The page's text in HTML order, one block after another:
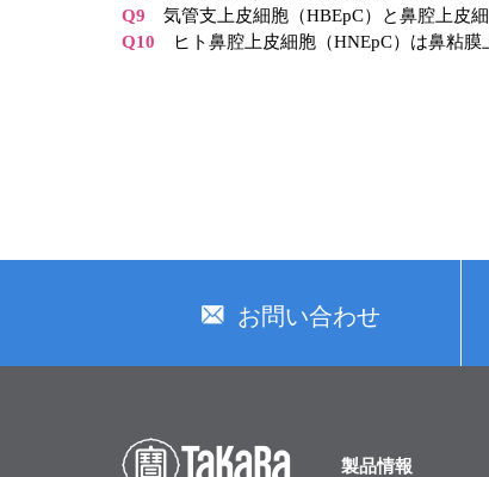
Q9 気管支上皮細胞（HBEpC）と鼻腔上皮
Q10 ヒト鼻腔上皮細胞（HNEpC）は鼻粘膜
お問い合わせ
製品情報